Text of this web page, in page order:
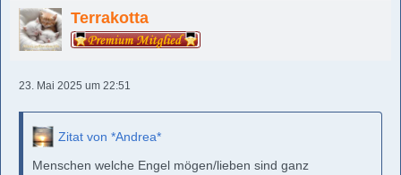
Terrakotta
23. Mai 2025 um 22:51
Zitat von *Andrea*
Menschen welche Engel mögen/lieben sind ganz